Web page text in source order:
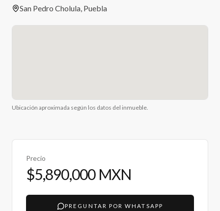
San Pedro Cholula, Puebla
Ubicación aproximada según los datos del inmueble.
Precio
$5,890,000 MXN
PREGUNTAR POR WHATSAPP